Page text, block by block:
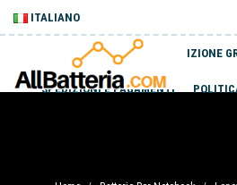
ITALIANO
SPEDIZIONE
SPEDIZIONI E PAGAMENTI